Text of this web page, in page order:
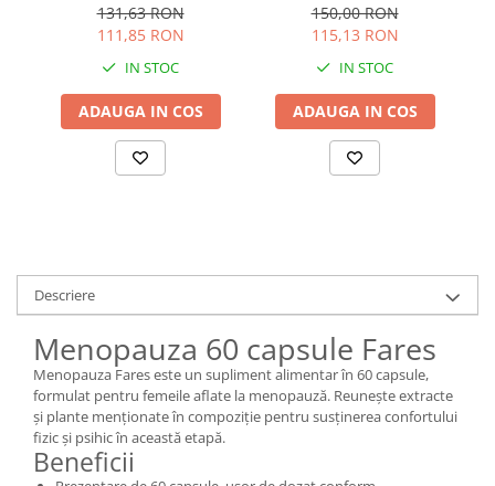
131,63 RON
111,85 RON
IN STOC
ADAUGA IN COS
150,00 RON
115,13 RON
IN STOC
ADAUGA IN COS
Descriere
Menopauza 60 capsule Fares
Menopauza Fares este un supliment alimentar în 60 capsule,
formulat pentru femeile aflate la menopauză. Reunește extracte
și plante menționate în compoziție pentru susținerea confortului
fizic și psihic în această etapă.
Beneficii